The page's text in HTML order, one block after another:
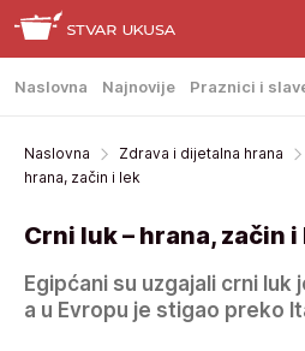
Naslovna Najnovije Praznici i
Naslovna Zdrava i dijetalna hrana
hrana, začin i lek
Crni luk – hrana, začin i
Egipćani su uzgajali crni
a u Evropu je stigao preko